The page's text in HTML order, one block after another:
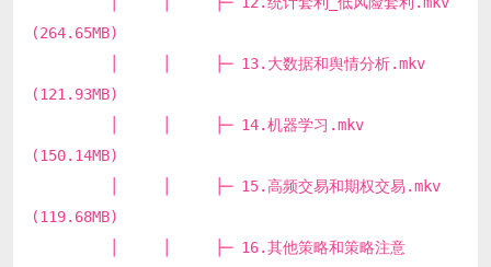
(264.65MB)
│ │ ├─ 13.大数据和舆情分析.mkv
(121.93MB)
│ │ ├─ 14.机器学习.mkv
(150.14MB)
│ │ ├─ 15.高频交易和期权交易.mkv
(119.68MB)
│ │ ├─ 16.其他策略和策略注意